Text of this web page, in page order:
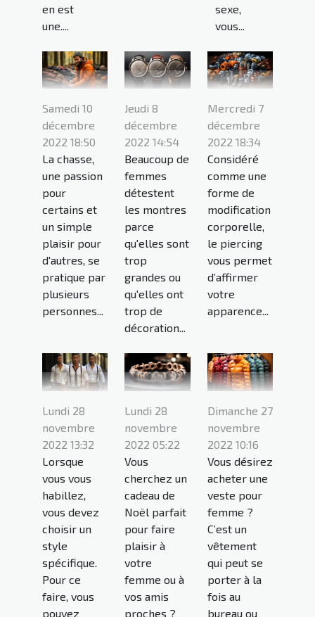
en est
une....
sexe,
vous...
Samedi 10
décembre
2022 18:50
La chasse,
une passion
pour
certains et
un simple
plaisir pour
d'autres, se
pratique par
plusieurs
personnes...
Jeudi 8
décembre
2022 14:54
Beaucoup de
femmes
détestent
les montres
parce
qu'elles sont
trop
grandes ou
qu'elles ont
trop de
décoration...
Mercredi 7
décembre
2022 18:34
Considéré
comme une
forme de
modification
corporelle,
le piercing
vous permet
d’affirmer
votre
apparence...
Lundi 28
novembre
2022 13:32
Lorsque
vous vous
habillez,
vous devez
choisir un
style
spécifique.
Pour ce
faire, vous
pouvez
Lundi 28
novembre
2022 05:22
Vous
cherchez un
cadeau de
Noël parfait
pour faire
plaisir à
votre
femme ou à
vos amis
proches ?
Dimanche 27
novembre
2022 10:16
Vous désirez
acheter une
veste pour
femme ?
C’est un
vêtement
qui peut se
porter à la
fois au
bureau ou